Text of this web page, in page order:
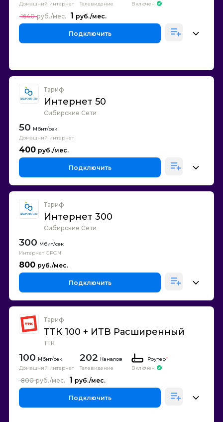
Домашний интернет
Телевидение
Включен
1
1640
Подключить
Тариф
Интернет 50
Сибирские Сети
50
Домашний интернет
400
Подключить
Тариф
Интернет 300
Сибирские Сети
300
Интернет GPON
800
Подключить
Тариф
ТТК 100 + ИТВ Расширенный
ТТК
100
Домашний интернет
202 Каналов
Телевидение
Роутер*
Включен
1
800
Подключить